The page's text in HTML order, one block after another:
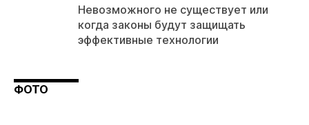
Невозможного не существует или
когда законы будут защищать
эффективные технологии
ФОТО